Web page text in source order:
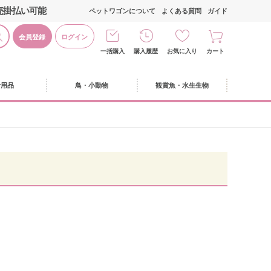
掛払い可能
会員登録 ログイン
ペットワゴンについて よくある質問 ガイド
一括購入 購入履歴 お気に入り カート
品 鳥・小動物 観賞魚・水生生物